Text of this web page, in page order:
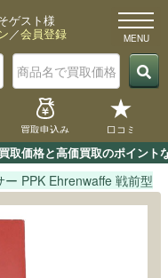
価格と高価買取のポイン
ゲスト様
／会員登録
買取申込み 口コミ
ー PPK Ehrenwaffe 戦前型